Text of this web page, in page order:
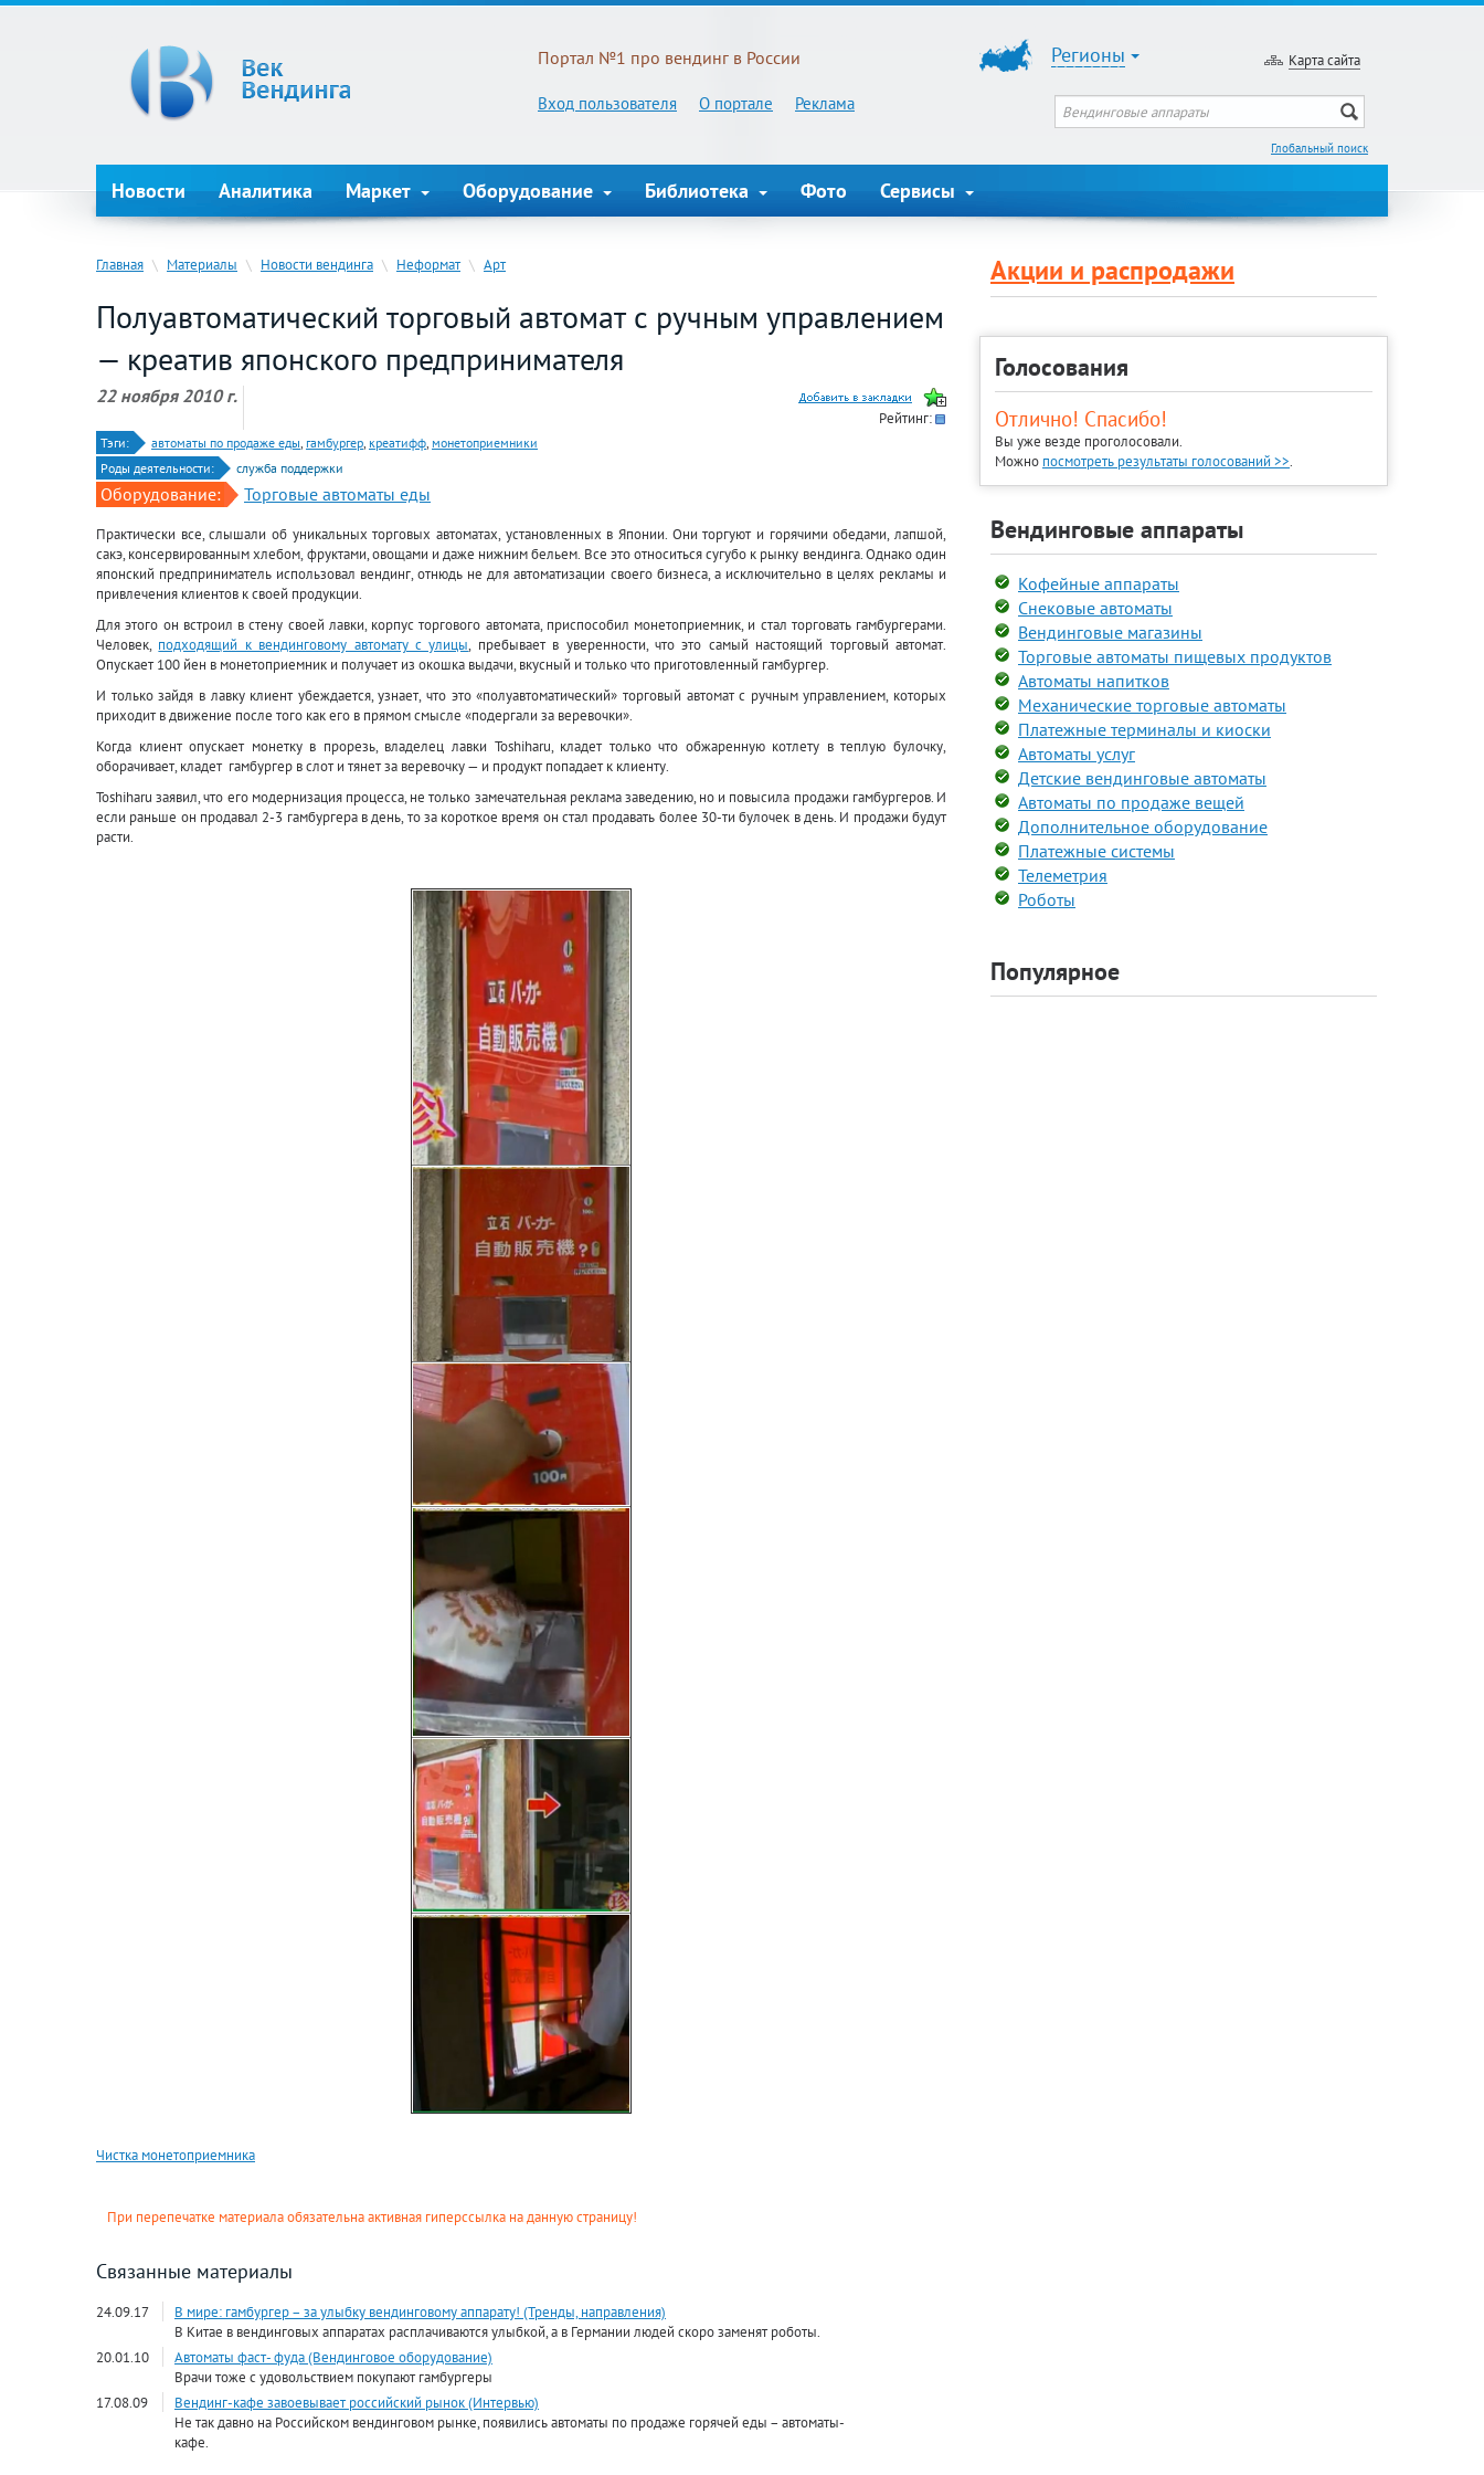
Портал №1 про вендинг в России
Вход пользователя О портале Реклама
Регионы Карта сайта
Глобальный поиск
Новости Аналитика Маркет Оборудование Библиотека Фото Сервисы
Главная \ Материалы \ Новости вендинга \ Неформат \ Арт
Полуавтоматический торговый автомат с ручным управлением
— креатив японского предпринимателя
22 ноября 2010 г.
Рейтинг:
Тэги: автоматы по продаже еды, гамбургер, креатифф, монетоприемники
Роды деятельности:
служба поддержки
Оборудование: Торговые автоматы еды
Практически все, слышали об уникальных торговых автоматах, установленных в Японии. Они торгуют и горячими обедами, лапшой,
сакэ, консервированным хлебом, фруктами, овощами и даже нижним бельем. Все это относиться сугубо к рынку вендинга. Однако один
японский предприниматель использовал вендинг, отнюдь не для автоматизации своего бизнеса, а исключительно в целях рекламы и
привлечения клиентов к своей продукции.
Для этого он встроил в стену своей лавки, корпус торгового автомата, приспособил монетоприемник, и стал торговать гамбургерами.
Человек, подходящий к вендинговому автомату с улицы, пребывает в уверенности, что это самый настоящий торговый автомат.
Опускает 100 йен в монетоприемник и получает из окошка выдачи, вкусный и только что приготовленный гамбургер.
И только зайдя в лавку клиент убеждается, узнает, что это «полуавтоматический» торговый автомат с ручным управлением, которых
приходит в движение после того как его в прямом смысле «подергали за веревочки».
Когда клиент опускает монетку в прорезь, владелец лавки Toshiharu, кладет только что обжаренную котлету в теплую булочку,
оборачивает, кладет гамбургер в слот и тянет за веревочку — и продукт попадает к клиенту.
Toshiharu заявил, что его модернизация процесса, не только замечательная реклама заведению, но и повысила продажи гамбургеров. И
если раньше он продавал 2-3 гамбургера в день, то за короткое время он стал продавать более 30-ти булочек в день. И продажи будут
расти.
Чистка монетоприемника
При перепечатке материала обязательна активная гиперссылка на данную страницу!
Связанные материалы
24.09.17
В мире: гамбургер – за улыбку вендинговому аппарату! (Тренды, направления)
В Китае в вендинговых аппаратах расплачиваются улыбкой, а в Германии людей скоро заменят роботы.
20.01.10
Автоматы фаст- фуда (Вендинговое оборудование)
Врачи тоже с удовольствием покупают гамбургеры
17.08.09
Вендинг-кафе завоевывает российский рынок (Интервью)
Не так давно на Российском вендинговом рынке, появились автоматы по продаже горячей еды – автоматы-
кафе.
Акции и распродажи
Голосования
Отлично! Спасибо!
Вы уже везде проголосовали.
Можно посмотреть результаты голосований >>.
Вендинговые аппараты
Кофейные аппараты
Снековые автоматы
Вендинговые магазины
Торговые автоматы пищевых продуктов
Автоматы напитков
Механические торговые автоматы
Платежные терминалы и киоски
Автоматы услуг
Детские вендинговые автоматы
Автоматы по продаже вещей
Дополнительное оборудование
Платежные системы
Телеметрия
Роботы
Популярное